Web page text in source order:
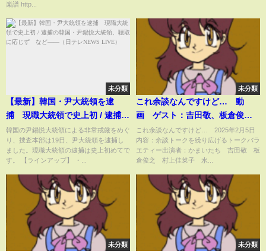
楽譜 http...
ドル
未分類
【最新】韓国・尹大統領を逮
捕 現職大統領で史上初 / 逮捕の
韓国・尹錫悦大統領、聴取に応
じず など――（日テレNEWS
LIVE）
韓国の尹錫悦大統領による非常戒厳をめぐ
り、捜査本部は19日、尹大統領を逮捕し
ました。現職大統領の逮捕は史上初めてで
す。 【ラインアップ】 ・...
未分類
これ余談なんですけど… 動
画 ゲスト：吉田敬、板倉俊
之、村上佳菜子、水田信二 2月
5日
これ余談なんですけど… 2025年2月5日
内容：余談トークを繰り広げるトークバラ
エティー出演者：かまいたち 吉田敬 板
倉俊之 村上佳菜子 水...
未分類 未分類